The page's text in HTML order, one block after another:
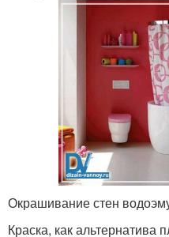
Окрашивание стен
Краска, как альтернатива